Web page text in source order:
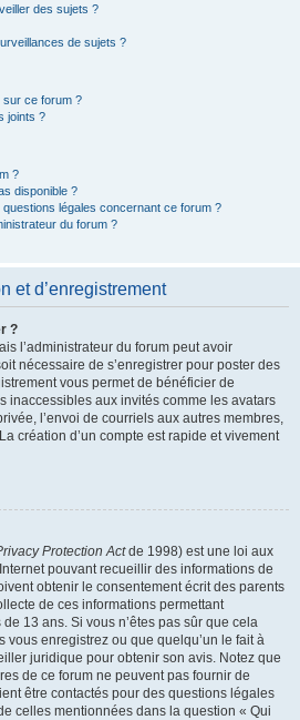
des sujets ?
de sujets ?
sur ce forum ?
joints ?
?
disponible ?
légales concernant ce forum ?
du forum ?
et d’enregistrement
?
l’administrateur du forum peut avoir
nécessaire de s’enregistrer pour poster des
vous permet de bénéficier de
inaccessibles aux invités comme les avatars
l’envoi de courriels aux autres membres,
création d’un compte est rapide et vivement
Protection Actde 1998) est une loi aux
pouvant recueillir des informations de
obtenir le consentement écrit des parents
de ces informations permettant
13 ans. Si vous n’êtes pas sûr que cela
vous enregistrez ou que quelqu’un le fait à
juridique pour obtenir son avis. Notez que
de ce forum ne peuvent pas fournir de
être contactés pour des questions légales
celles mentionnées dans la question « Qui